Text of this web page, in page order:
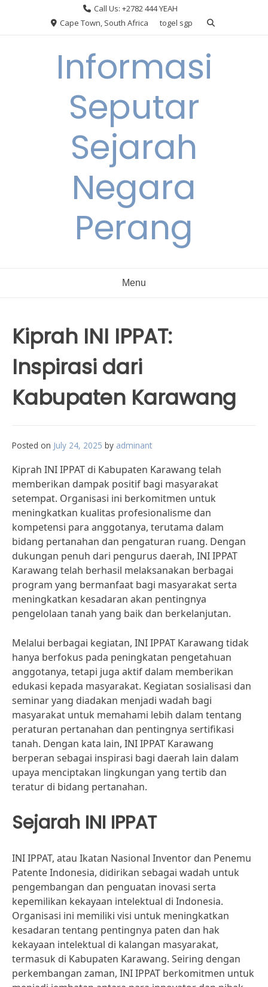
Call Us: +2782 444 YEAH
Cape Town, South Africa
togel sgp
Informasi
Seputar
Sejarah
Negara
Perang
Menu
Kiprah INI IPPAT:
Inspirasi dari
Kabupaten Karawang
Posted on July 24, 2025 by adminant
Kiprah INI IPPAT di Kabupaten Karawang telah
memberikan dampak positif bagi masyarakat
setempat. Organisasi ini berkomitmen untuk
meningkatkan kualitas profesionalisme dan
kompetensi para anggotanya, terutama dalam
bidang pertanahan dan pengaturan ruang. Dengan
dukungan penuh dari pengurus daerah, INI IPPAT
Karawang telah berhasil melaksanakan berbagai
program yang bermanfaat bagi masyarakat serta
meningkatkan kesadaran akan pentingnya
pengelolaan tanah yang baik dan berkelanjutan.
Melalui berbagai kegiatan, INI IPPAT Karawang tidak
hanya berfokus pada peningkatan pengetahuan
anggotanya, tetapi juga aktif dalam memberikan
edukasi kepada masyarakat. Kegiatan sosialisasi dan
seminar yang diadakan menjadi wadah bagi
masyarakat untuk memahami lebih dalam tentang
peraturan pertanahan dan pentingnya sertifikasi
tanah. Dengan kata lain, INI IPPAT Karawang
berperan sebagai inspirasi bagi daerah lain dalam
upaya menciptakan lingkungan yang tertib dan
teratur di bidang pertanahan.
Sejarah INI IPPAT
INI IPPAT, atau Ikatan Nasional Inventor dan Penemu
Patente Indonesia, didirikan sebagai wadah untuk
pengembangan dan penguatan inovasi serta
kepemilikan kekayaan intelektual di Indonesia.
Organisasi ini memiliki visi untuk meningkatkan
kesadaran tentang pentingnya paten dan hak
kekayaan intelektual di kalangan masyarakat,
termasuk di Kabupaten Karawang. Seiring dengan
perkembangan zaman, INI IPPAT berkomitmen untuk